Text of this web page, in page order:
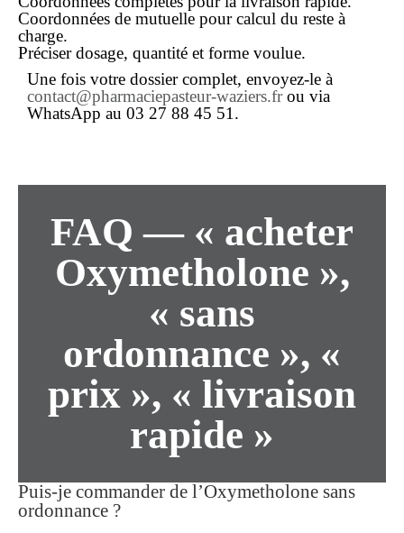
Coordonnées de mutuelle pour calcul du reste à
charge.
Préciser dosage, quantité et forme voulue.
Une fois votre dossier complet, envoyez-le à
contact@pharmaciepasteur-waziers.frou via
WhatsApp au 03 27 88 45 51.
FAQ — « acheter
Oxymetholone »,
« sans
ordonnance », «
prix », « livraison
rapide »
Puis-je commander de l’Oxymetholone sans
ordonnance ?